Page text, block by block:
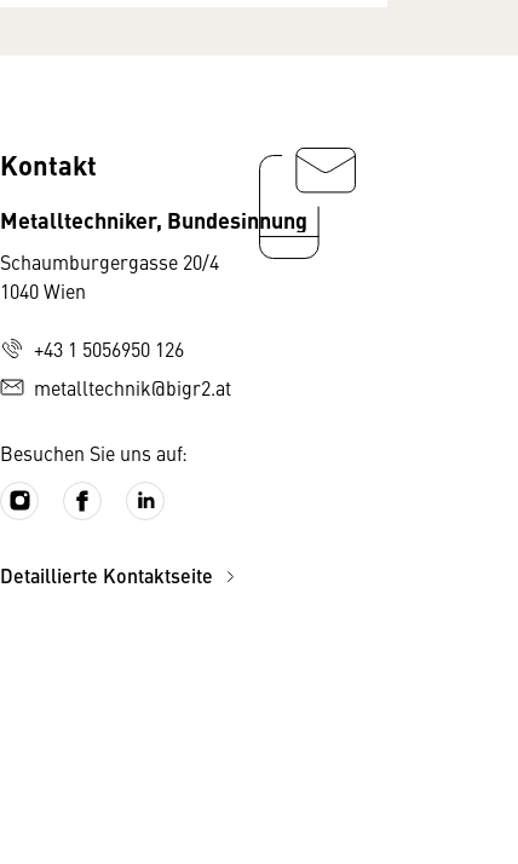
Kontakt
Metalltechniker, Bundesinnung
Schaumburgergasse 20/4
1040 Wien
+43 1 5056950 126
metalltechnik@bigr2.at
Besuchen Sie uns auf:
Detaillierte Kontaktseite